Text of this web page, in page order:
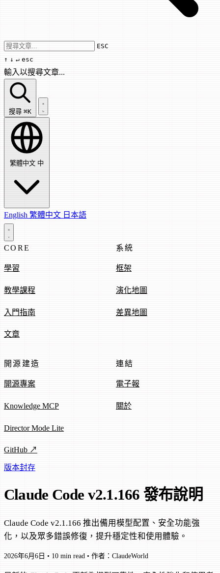
Use arrow keys to navigate results,
ESC
↑ ↓ ↵ esc
輸入以搜尋文章...
搜尋文章...
搜尋 ⌘K
繁體中文 中
English 繁體中文 日本語
CORE
學習
教學課程
入門指南
文章
系統
框架
演化地圖
差異地圖
開源建造
開源專案
Knowledge MCP
Director Mode Lite
GitHub ↗
連結
電子報
關於
版本封存
Claude Code v2.1.166 發布說明
Claude Code v2.1.166 推出備用模型配置、安全功能強
化，以及眾多錯誤修復，提升穩定性和使用體驗。
2026年6月6日 • 10 min read • 作者：ClaudeWorld